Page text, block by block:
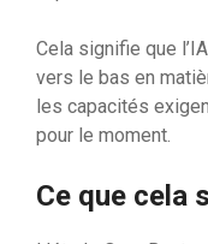
Cela signifie que
vers le bas en
les capacités
pour le moment.
Ce que cela